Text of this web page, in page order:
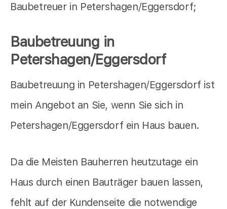
Baubetreuer in Petershagen/Eggersdorf;
Baubetreuung in
Petershagen/Eggersdorf
Baubetreuung in Petershagen/Eggersdorf ist
mein Angebot an Sie, wenn Sie sich in
Petershagen/Eggersdorf ein Haus bauen.
Da die Meisten Bauherren heutzutage ein
Haus durch einen Bauträger bauen lassen,
fehlt auf der Kundenseite die notwendige